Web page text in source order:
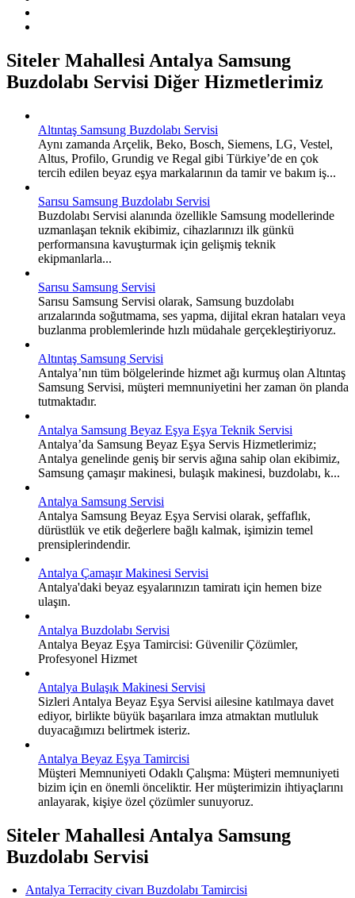
Siteler Mahallesi Antalya Samsung
Buzdolabı Servisi Diğer Hizmetlerimiz
Altıntaş Samsung Buzdolabı Servisi
Aynı zamanda Arçelik, Beko, Bosch, Siemens, LG, Vestel,
Altus, Profilo, Grundig ve Regal gibi Türkiye’de en çok
tercih edilen beyaz eşya markalarının da tamir ve bakım iş...
Sarısu Samsung Buzdolabı Servisi
Buzdolabı Servisi alanında özellikle Samsung modellerinde
uzmanlaşan teknik ekibimiz, cihazlarınızı ilk günkü
performansına kavuşturmak için gelişmiş teknik
ekipmanlarla...
Sarısu Samsung Servisi
Sarısu Samsung Servisi olarak, Samsung buzdolabı
arızalarında soğutmama, ses yapma, dijital ekran hataları veya
buzlanma problemlerinde hızlı müdahale gerçekleştiriyoruz.
Altıntaş Samsung Servisi
Antalya’nın tüm bölgelerinde hizmet ağı kurmuş olan Altıntaş
Samsung Servisi, müşteri memnuniyetini her zaman ön planda
tutmaktadır.
Antalya Samsung Beyaz Eşya Eşya Teknik Servisi
Antalya’da Samsung Beyaz Eşya Servis Hizmetlerimiz;
Antalya genelinde geniş bir servis ağına sahip olan ekibimiz,
Samsung çamaşır makinesi, bulaşık makinesi, buzdolabı, k...
Antalya Samsung Servisi
Antalya Samsung Beyaz Eşya Servisi olarak, şeffaflık,
dürüstlük ve etik değerlere bağlı kalmak, işimizin temel
prensiplerindendir.
Antalya Çamaşır Makinesi Servisi
Antalya'daki beyaz eşyalarınızın tamiratı için hemen bize
ulaşın.
Antalya Buzdolabı Servisi
Antalya Beyaz Eşya Tamircisi: Güvenilir Çözümler,
Profesyonel Hizmet
Antalya Bulaşık Makinesi Servisi
Sizleri Antalya Beyaz Eşya Servisi ailesine katılmaya davet
ediyor, birlikte büyük başarılara imza atmaktan mutluluk
duyacağımızı belirtmek isteriz.
Antalya Beyaz Eşya Tamircisi
Müşteri Memnuniyeti Odaklı Çalışma: Müşteri memnuniyeti
bizim için en önemli önceliktir. Her müşterimizin ihtiyaçlarını
anlayarak, kişiye özel çözümler sunuyoruz.
Siteler Mahallesi Antalya Samsung
Buzdolabı Servisi
Antalya Terracity civarı Buzdolabı Tamircisi